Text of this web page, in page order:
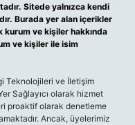
Sitede yalnızca kendi
Burada yer alan içerikler
ve kişiler hakkında
ve kişiler ile isim
Teknolojileri ve İletişim
Sağlayıcı olarak hizmet
proaktif olarak denetleme
Ancak, üyelerimiz